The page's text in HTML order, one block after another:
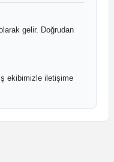
gelir. Doğrudan
ekibimizle iletişime